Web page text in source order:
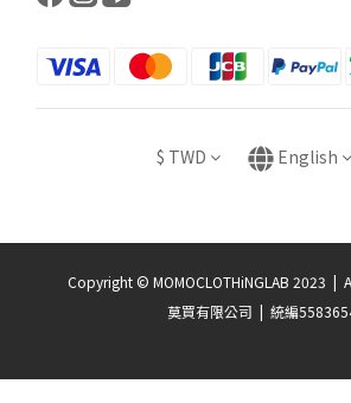
$ TWD English
Copyright © MOMOCLOTHiNGLAB 2023 |
莫買有限公司 | 統編